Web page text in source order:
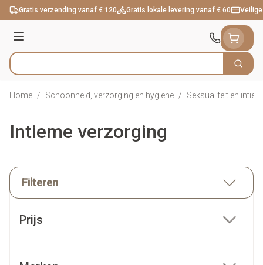
Ga naar de inhoud
Gratis verzending vanaf € 120 Gratis lokale levering vanaf € 60
Menu
Product, merk, categorie... Zoek
Home / Schoonheid, verzorging en hygiëne / Seksualiteit en
Intieme verzorging
Filteren
Prijs